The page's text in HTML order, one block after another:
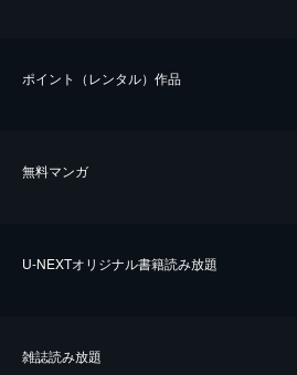
ポイント（レンタル）作品
無料マンガ
U-NEXTオリジナル書籍読み放題
雑誌読み放題